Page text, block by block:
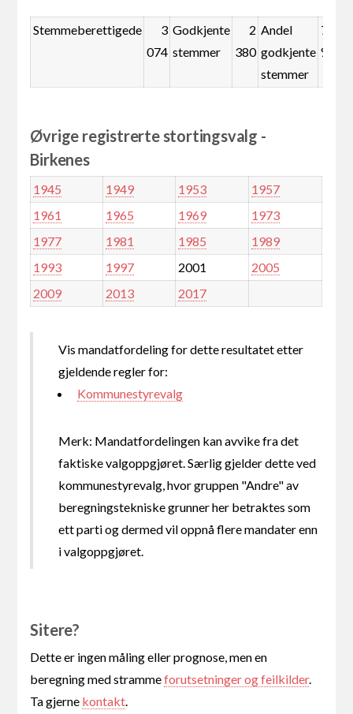
Stemmeberettigede
3
074
Godkjente
stemmer
2
380
Andel
godkjente
stemmer
77,4
%
Øvrige registrerte stortingsvalg -
Birkenes
1945 1949 1953
1957
1961
1965 1969
1973
1977
1981 1985
1989
1993
1997 2001
2005
2009
2013 2017
Vis mandatfordeling for dette resultatet etter
gjeldende regler for:
Kommunestyrevalg
Merk: Mandatfordelingen kan avvike fra det
faktiske valgoppgjøret. Særlig gjelder dette ved
kommunestyrevalg, hvor gruppen "Andre" av
beregningstekniske grunner her betraktes som
ett parti og dermed vil oppnå flere mandater enn
i valgoppgjøret.
Sitere?
Dette er ingen måling eller prognose, men en
beregning med strammeforutsetninger og feilkilder.
Ta gjerne kontakt.